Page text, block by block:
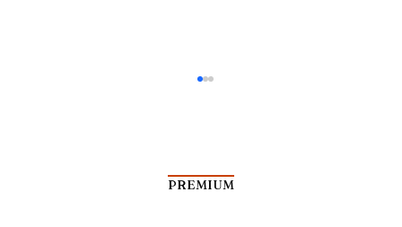
PREMIUM